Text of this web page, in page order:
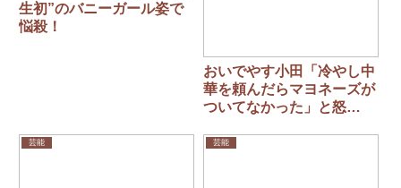
生初”のバニーガール姿で
悩殺！
おいでやす小田「冷やし中
華を頼んだらマヨネーズが
ついてなかった」と怒
った？
芸能 芸能